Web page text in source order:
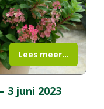
3 juni 2023
Lees meer...